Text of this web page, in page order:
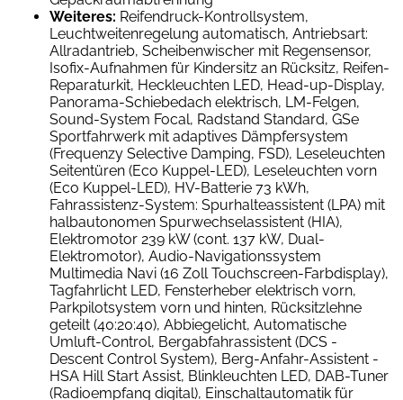
Weiteres: Reifendruck-Kontrollsystem,
Leuchtweitenregelung automatisch, Antriebsart:
Allradantrieb, Scheibenwischer mit Regensensor,
Isofix-Aufnahmen für Kindersitz an Rücksitz, Reifen-
Reparaturkit, Heckleuchten LED, Head-up-Display,
Panorama-Schiebedach elektrisch, LM-Felgen,
Sound-System Focal, Radstand Standard, GSe
Sportfahrwerk mit adaptives Dämpfersystem
(Frequenzy Selective Damping, FSD), Leseleuchten
Seitentüren (Eco Kuppel-LED), Leseleuchten vorn
(Eco Kuppel-LED), HV-Batterie 73 kWh,
Fahrassistenz-System: Spurhalteassistent (LPA) mit
halbautonomen Spurwechselassistent (HIA),
Elektromotor 239 kW (cont. 137 kW, Dual-
Elektromotor), Audio-Navigationssystem
Multimedia Navi (16 Zoll Touchscreen-Farbdisplay),
Tagfahrlicht LED, Fensterheber elektrisch vorn,
Parkpilotsystem vorn und hinten, Rücksitzlehne
geteilt (40:20:40), Abbiegelicht, Automatische
Umluft-Control, Bergabfahrassistent (DCS -
Descent Control System), Berg-Anfahr-Assistent -
HSA Hill Start Assist, Blinkleuchten LED, DAB-Tuner
(Radioempfang digital), Einschaltautomatik für